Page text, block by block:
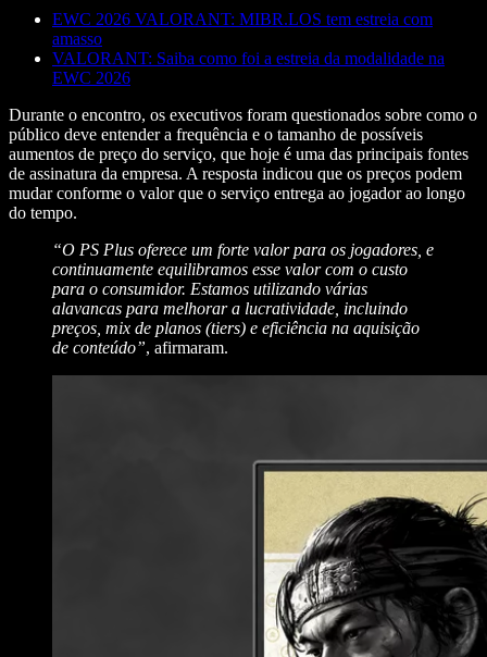
EWC 2026 VALORANT: MIBR.LOS tem estreia com
amasso
VALORANT: Saiba como foi a estreia da modalidade na
EWC 2026
Durante o encontro, os executivos foram questionados sobre como o
público deve entender a frequência e o tamanho de possíveis
aumentos de preço do serviço, que hoje é uma das principais fontes
de assinatura da empresa. A resposta indicou que os preços podem
mudar conforme o valor que o serviço entrega ao jogador ao longo
do tempo.
“O PS Plus oferece um forte valor para os jogadores, e
continuamente equilibramos esse valor com o custo
para o consumidor. Estamos utilizando várias
alavancas para melhorar a lucratividade, incluindo
preços, mix de planos (tiers) e eficiência na aquisição
de conteúdo”, afirmaram.